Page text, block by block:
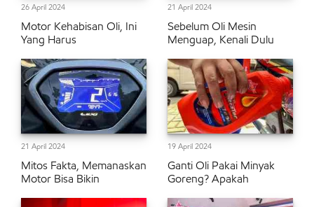
26 April 2024
Motor Kehabisan Oli, Ini
Yang Harus
21 April 2024
Sebelum Oli Mesin
Menguap, Kenali Dulu
21 April 2024
Mitos Fakta, Memanaskan
Motor Bisa Bikin
19 April 2024
Ganti Oli Pakai Minyak
Goreng? Apakah